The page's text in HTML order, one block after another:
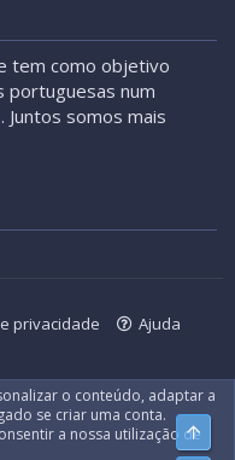
tem como objetivo
portuguesas num
Juntos somos mais
privacidade
Ajuda
o conteúdo, adaptar a
se criar uma conta.
a nossa utilização deTop